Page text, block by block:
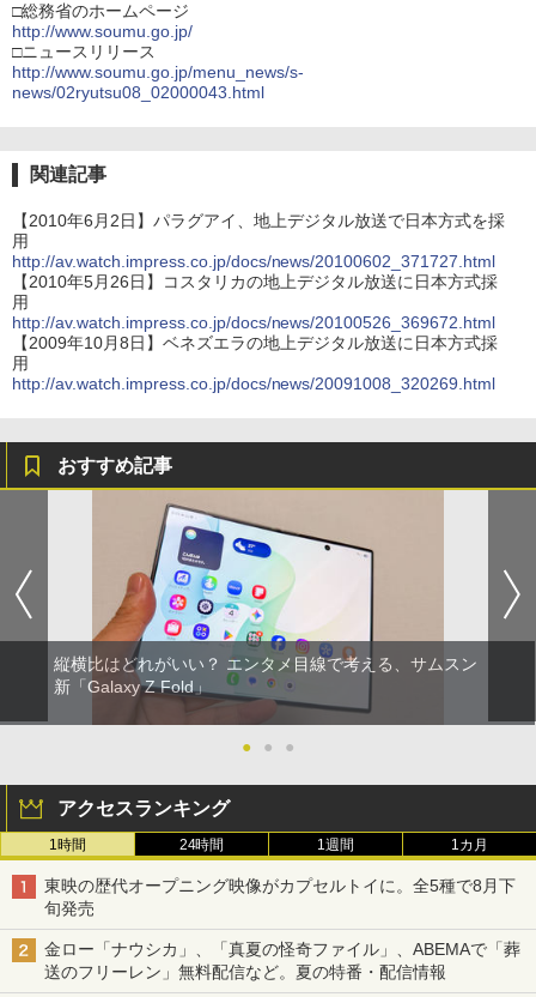
□総務省のホームページ
http://www.soumu.go.jp/
□ニュースリリース
http://www.soumu.go.jp/menu_news/s-
news/02ryutsu08_02000043.html
関連記事
【2010年6月2日】パラグアイ、地上デジタル放送で日本方式を採
用
http://av.watch.impress.co.jp/docs/news/20100602_371727.html
【2010年5月26日】コスタリカの地上デジタル放送に日本方式採
用
http://av.watch.impress.co.jp/docs/news/20100526_369672.html
【2009年10月8日】ベネズエラの地上デジタル放送に日本方式採
用
http://av.watch.impress.co.jp/docs/news/20091008_320269.html
おすすめ記事
縦横比はどれがいい？ エンタメ目線で考える、サムスン
新「Galaxy Z Fold」
● ● ●
アクセスランキング
1時間 24時間 1週間 1カ月
東映の歴代オープニング映像がカプセルトイに。全5種で8月下
旬発売
金ロー「ナウシカ」、「真夏の怪奇ファイル」、ABEMAで「葬
送のフリーレン」無料配信など。夏の特番・配信情報